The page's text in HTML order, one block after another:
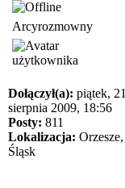
Arcyrozmowny
Dołączył(a): piątek, 21
sierpnia 2009, 18:56
Posty: 811
Lokalizacja: Orzesze,
Śląsk